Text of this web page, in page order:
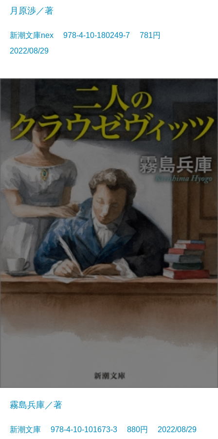
月原渉／著
新潮文庫nex 978-4-10-180249-7 781円
2022/08/29
霧島兵庫／著
新潮文庫 978-4-10-101673-3 880円 2022/08/29